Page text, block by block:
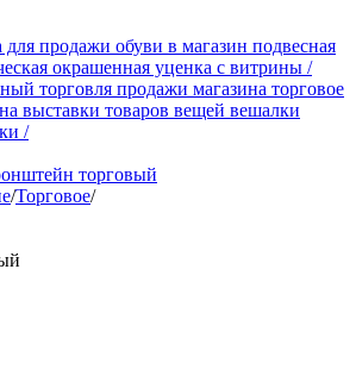
продажи обуви в магазин подвесная
окрашенная уценка с витрины /
торговля продажи магазина торговое
выставки товаров вещей вешалки
/
торговый
/Торговое/